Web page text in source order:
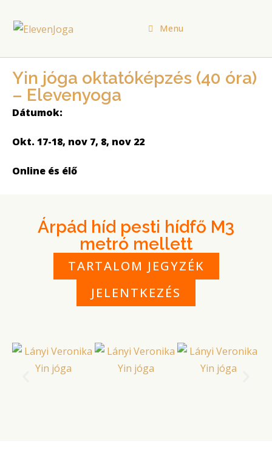
Menu
Yin jóga oktatóképzés (40 óra)
– Elevenyoga
Dátumok:
Okt. 17-18, nov 7, 8, nov 22
Online és élő
Árpád híd pesti hídfő M3
metró mellett
TARTALOM JEGYZÉK
JELENTKEZÉS